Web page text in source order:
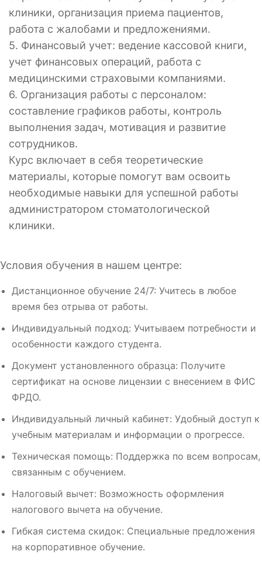
клиники, организация приема пациентов,
работа с жалобами и предложениями.
5. Финансовый учет: ведение кассовой книги,
учет финансовых операций, работа с
медицинскими страховыми компаниями.
6. Организация работы с персоналом:
составление графиков работы, контроль
выполнения задач, мотивация и развитие
сотрудников.
Курс включает в себя теоретические
материалы, которые помогут вам освоить
необходимые навыки для успешной работы
администратором стоматологической
клиники.
Условия обучения в нашем центре:
Дистанционное обучение 24/7: Учитесь в любое
время без отрыва от работы.
Индивидуальный подход: Учитываем потребности и
особенности каждого студента.
Документ установленного образца: Получите
сертификат на основе лицензии с внесением в ФИС
ФРДО.
Индивидуальный личный кабинет: Удобный доступ к
учебным материалам и информации о прогрессе.
Техническая помощь: Поддержка по всем вопросам,
связанным с обучением.
Налоговый вычет: Возможность оформления
налогового вычета на обучение.
Гибкая система скидок: Специальные предложения
на корпоративное обучение.